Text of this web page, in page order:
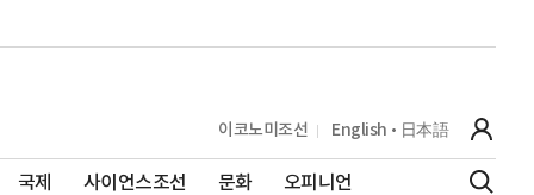
이코노미조선 English 日本語
국제 사이언스조선 문화 오피니언